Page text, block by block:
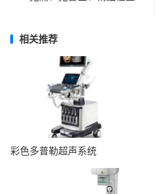
相关推荐
彩色多普勒超声系统